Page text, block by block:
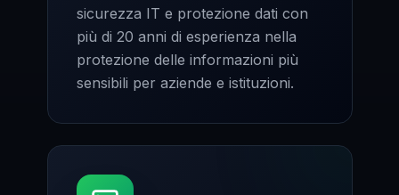
sicurezza IT e protezione dati con
più di 20 anni di esperienza nella
protezione delle informazioni più
sensibili per aziende e istituzioni.